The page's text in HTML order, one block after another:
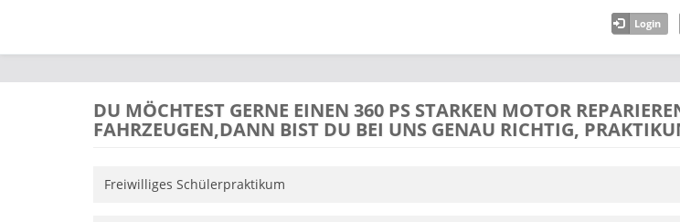
Login
DU MÖCHTEST GERNE EINEN 360 PS STARKEN MOTOR
AHRZEUGEN,DANN BIST DU BEI UNS GENAU RICHTIG,
Freiwilliges Schülerpraktikum